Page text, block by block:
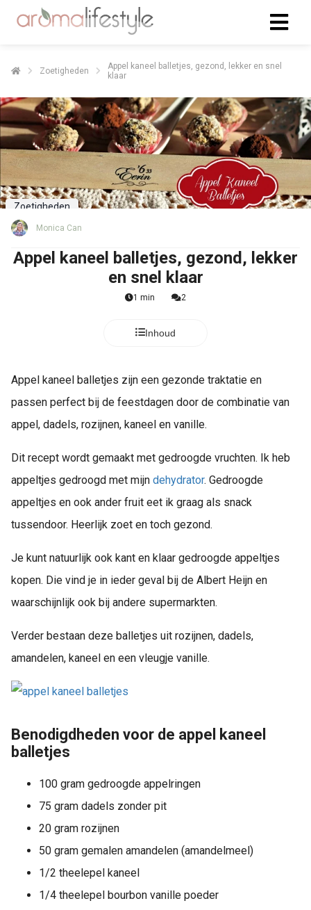
Zoetigheden
Appel kaneel balletjes, gezond, lekker en snel
klaar
Zoetigheden
Monica Can
Appel kaneel balletjes, gezond, lekker
en snel klaar
1 min 2
Inhoud
Appel kaneel balletjes zijn een gezonde traktatie en
passen perfect bij de feestdagen door de combinatie van
appel, dadels, rozijnen, kaneel en vanille.
Dit recept wordt gemaakt met gedroogde vruchten. Ik heb
appeltjes gedroogd met mijn dehydrator. Gedroogde
appeltjes en ook ander fruit eet ik graag als snack
tussendoor. Heerlijk zoet en toch gezond.
Je kunt natuurlijk ook kant en klaar gedroogde appeltjes
kopen. Die vind je in ieder geval bij de Albert Heijn en
waarschijnlijk ook bij andere supermarkten.
Verder bestaan deze balletjes uit rozijnen, dadels,
amandelen, kaneel en een vleugje vanille.
Benodigdheden voor de appel kaneel
balletjes
100 gram gedroogde appelringen
75 gram dadels zonder pit
20 gram rozijnen
50 gram gemalen amandelen (amandelmeel)
1/2 theelepel kaneel
1/4 theelepel bourbon vanille poeder